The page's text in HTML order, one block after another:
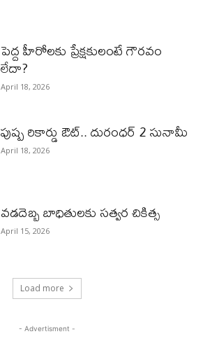
పెద్ద హీరోల‌కు ప్రేక్ష‌కులంటే గౌర‌వం
లేదా?
April 18, 2026
పుష్ప రికార్డు ఔట్‌.. దురంధ‌ర్ 2 సునామీ
April 18, 2026
వడదెబ్బ బాధితులకు సత్వర చికిత్స
April 15, 2026
Load more
- Advertisment -